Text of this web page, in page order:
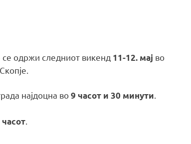
одржи следниот викенд 11-12. мај во
најдоцна во9 часот и 30 минути.
часот